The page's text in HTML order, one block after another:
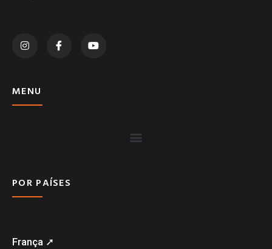
MENU
POR PAÍSES
França ➚